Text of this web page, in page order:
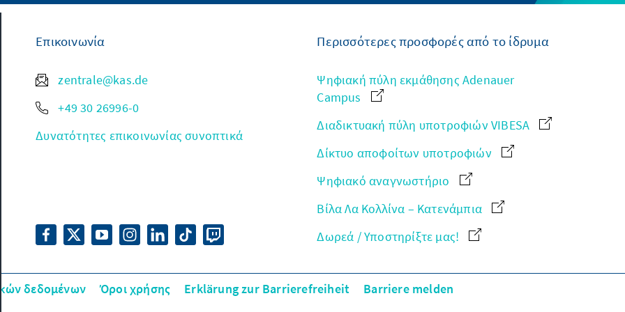
Επικοινωνία
zentrale@kas.de
+49 30 26996-0
Δυνατότητες επικοινωνίας συνοπτικά
Περισσότερες προσφορές από το ίδρυμα
Ψηφιακή πύλη εκμάθησης Adenauer
Campus
Διαδικτυακή πύλη υποτροφιών VIBESA
Δίκτυο αποφοίτων υποτροφιών
Ψηφιακό αναγνωστήριο
Βίλα Λα Κολλίνα – Κατενάμπια
Δωρεά / Υποστηρίξτε μας!
δεδομένων Όροι χρήσης Erklärung zur Barrierefreiheit
Barriere melden